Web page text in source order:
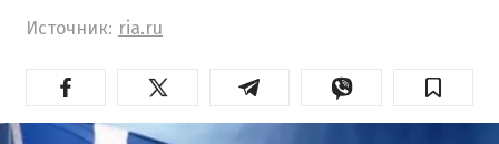
Источник: ria.ru